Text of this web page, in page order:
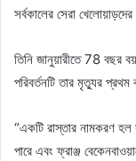
সর্বকালের সেরা
তিনি জানুয়ারীতে 78 বছর
পরিবর্তনটি তার মৃত্যুর প্রথম
“একটি রাস্তার নামকরণ হল
পারে এবং ফ্রাঞ্জ